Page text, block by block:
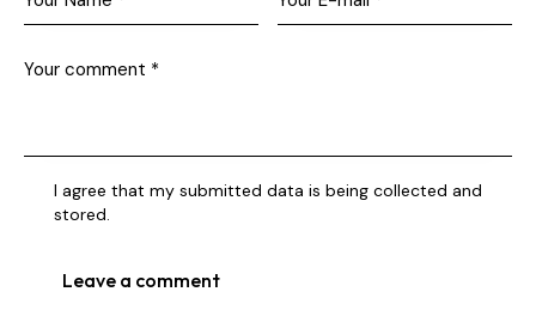
I agree that my submitted data is being collected and
stored.